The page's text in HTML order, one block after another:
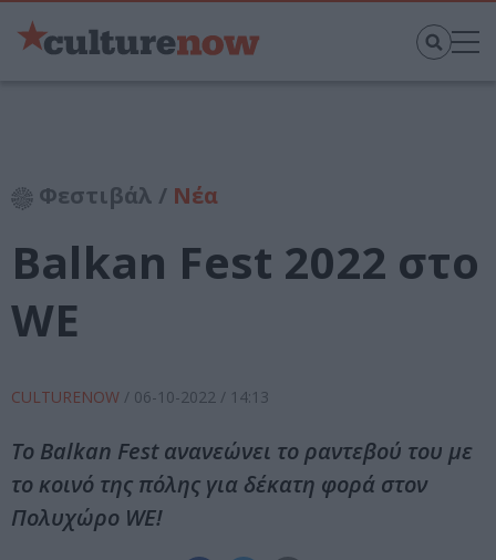
Φεστιβάλ / Νέα
Balkan Fest 2022 στο
WE
CULTURENOW / 06-10-2022 / 14:13
Το Balkan Fest ανανεώνει το ραντεβού του με
το κοινό της πόλης για δέκατη φορά στον
Πολυχώρο WE!